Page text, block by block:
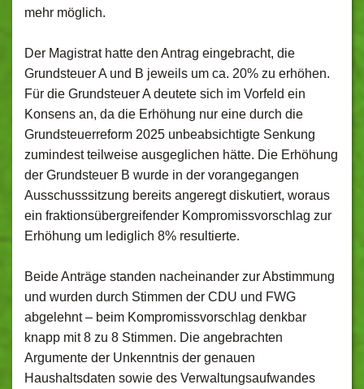
mehr möglich.
Der Magistrat hatte den Antrag eingebracht, die
Grundsteuer A und B jeweils um ca. 20% zu erhöhen.
Für die Grundsteuer A deutete sich im Vorfeld ein
Konsens an, da die Erhöhung nur eine durch die
Grundsteuerreform 2025 unbeabsichtigte Senkung
zumindest teilweise ausgeglichen hätte. Die Erhöhung
der Grundsteuer B wurde in der vorangegangen
Ausschusssitzung bereits angeregt diskutiert, woraus
ein fraktionsübergreifender Kompromissvorschlag zur
Erhöhung um lediglich 8% resultierte.
Beide Anträge standen nacheinander zur Abstimmung
und wurden durch Stimmen der CDU und FWG
abgelehnt – beim Kompromissvorschlag denkbar
knapp mit 8 zu 8 Stimmen. Die angebrachten
Argumente der Unkenntnis der genauen
Haushaltsdaten sowie des Verwaltungsaufwandes